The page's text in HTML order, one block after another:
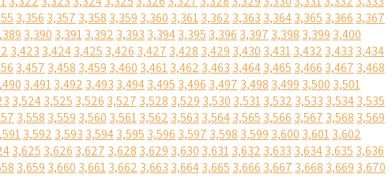
3,356 3,357 3,358 3,359 3,360 3,3613,362 3,363 3,3643,365 3,366 3,367
3,390 3,3913,392 3,393 3,3943,395 3,396 3,397 3,398 3,399 3,400
3,423 3,4243,425 3,426 3,427 3,428 3,429 3,430 3,4313,432 3,433 3,434
3,457 3,458 3,459 3,460 3,4613,462 3,463 3,4643,465 3,466 3,467 3,468
3,4913,492 3,493 3,4943,495 3,496 3,497 3,498 3,499 3,500 3,501
3,5243,525 3,526 3,527 3,528 3,529 3,530 3,5313,532 3,533 3,5343,535
3,558 3,559 3,560 3,5613,562 3,563 3,5643,565 3,566 3,567 3,568 3,569
3,592 3,593 3,5943,595 3,596 3,597 3,598 3,599 3,600 3,6013,602
3,625 3,626 3,627 3,628 3,629 3,630 3,6313,632 3,633 3,6343,635 3,636
3,659 3,660 3,6613,662 3,663 3,6643,665 3,666 3,667 3,668 3,669 3,670